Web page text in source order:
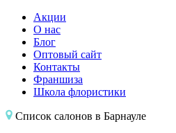
Акции
О нас
Блог
Оптовый сайт
Контакты
Франшиза
Школа флористики
Список салонов в Барнауле